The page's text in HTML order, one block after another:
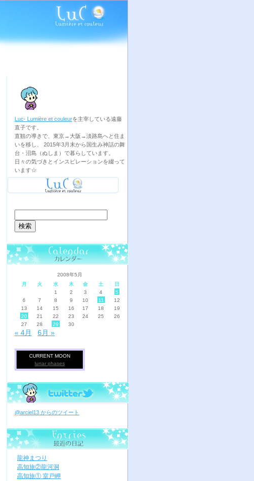
Luc- Lumière et couleurを主宰している遠藤
直子です。
直観の導きで、東京→大阪→淡路島へと住ま
いを移し、 2015年3月末から国生み神話の舞
台・沼島（ぬしま）で暮らしています。
日々の気づきとインスピレーションを綴って
います☆
索:
2008年5月
月
火 水 木 金 土
日
1
2 3 4
5
6
7 8 9 10 11
12
13
14 15 16 17 18
19
20
21 22 23 24 25
26
27
28 29 30
« 4月 6月 »
CURRENT MOON
lunar phases
@arciel13 からのツイート
龍神まつり
高知旅②龍河洞
高知旅① 室戸岬